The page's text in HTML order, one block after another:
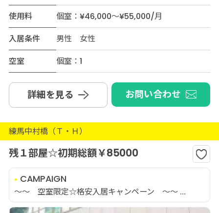
使用料
個室：¥46,000～¥55,000/月
入居条件
男性 女性
空室
個室：1
詳細を見る お問い合わせ
練馬中村橋（Ｔ・Ｈ）
残１部屋☆初期総額￥85000
CAMPAIGN
～～ 空室限定☆格安入居キャンペーン ～～ ...